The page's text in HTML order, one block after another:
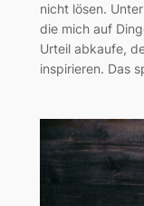
nicht lösen.
die mich auf
Urteil abkaufe,
inspirieren. Das